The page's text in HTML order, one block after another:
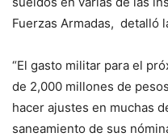
Fuerzas Armadas, detalló
“El gasto militar para el
de 2,000 millones de
hacer ajustes en muchas
saneamiento de sus